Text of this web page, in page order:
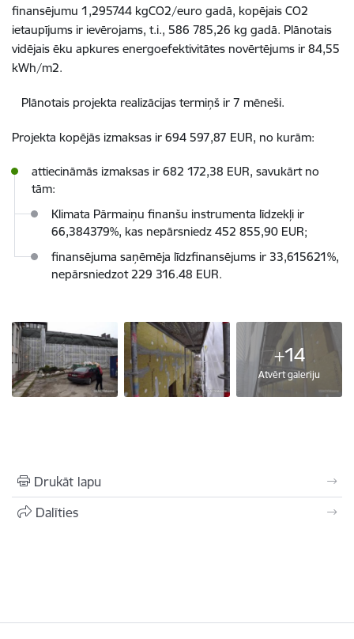
finansējumu 1,295744 kgCO2/euro gadā, kopējais CO2
ietaupījums ir ievērojams, t.i., 586 785,26 kg gadā. Plānotais
vidējais ēku apkures energoefektivitātes novērtējums ir 84,55
kWh/m2.
Plānotais projekta realizācijas termiņš ir 7 mēneši.
Projekta kopējās izmaksas ir 694 597,87 EUR, no kurām:
attiecināmās izmaksas ir 682 172,38 EUR, savukārt no
tām:
Klimata Pārmaiņu finanšu instrumenta līdzekļi ir
66,384379%, kas nepārsniedz 452 855,90 EUR;
finansējuma saņēmēja līdzfinansējums ir 33,615621%,
nepārsniedzot 229 316.48 EUR.
+14
Atvērt galeriju
Drukāt lapu
Dalīties